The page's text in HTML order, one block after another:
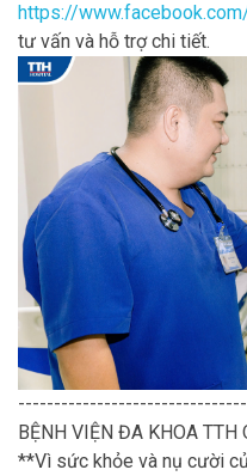
https://
tư vấn và hỗ trợ chi tiết.
BỆNH VIỆN ĐA KHOA TTH
**Vì sức khỏe và nụ cười